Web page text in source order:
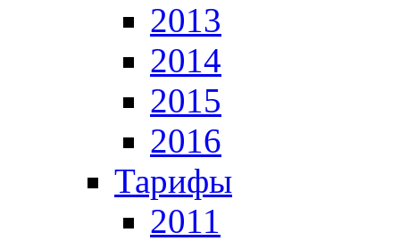
2013
2014
2015
2016
Тарифы
2011